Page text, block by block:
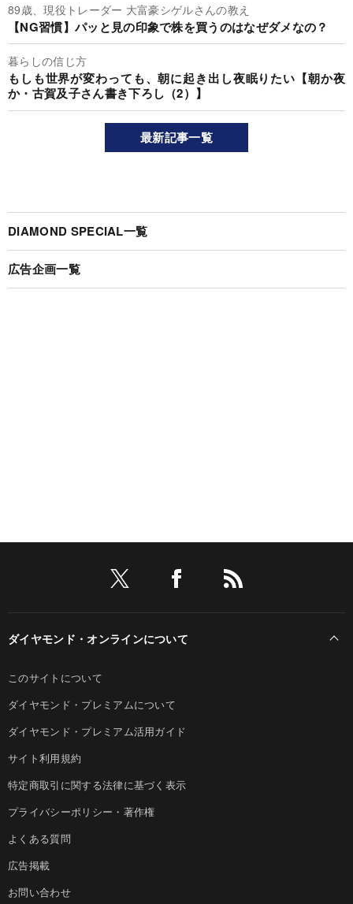
89歳、現役トレーダー 大富豪シゲルさんの教え
【NG習慣】パッと見の印象で株を買うのはなぜダメなの？
暮らしの信じ方
もしも世界が変わっても、朝に起き出し夜眠りたい【朝か夜
か・古賀及子さん書き下ろし（2）】
最新記事一覧
DIAMOND SPECIAL一覧
広告企画一覧
ダイヤモンド・オンラインについて
このサイトについて
ダイヤモンド・プレミアムについて
ダイヤモンド・プレミアム活用ガイド
サイト利用規約
特定商取引に関する法律に基づく表示
プライバシーポリシー・著作権
よくある質問
広告掲載
お問い合わせ